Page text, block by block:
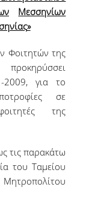
Ξένων Γλωσσών
Μεσσηνίων
»
Φοιτητών της
για το
σε
της
τις παρακάτω
του Ταμείου